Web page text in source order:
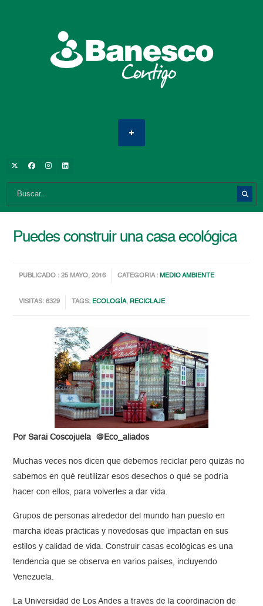
Puedes construir una casa ecológica
PUBLICADO : 25 MAYO, 2016 CATEGORIA :MEDIO AMBIENTE
VISITAS: 6329 TAGS: ECOLOGÍA, RECICLAJE
Por Sarai Coscojuela @Eco_aliados
Muchas veces nos dicen que debemos reciclar pero quizás no
sabemos en qué reutilizar esos desechos o qué se podría
hacer con ellos, para volverles a dar vida.
Grupos de personas alrededor del mundo han puesto en
marcha ideas prácticas y novedosas que impactan en sus
estilos y calidad de vida. Construir casas ecológicas es una
tendencia que se observa en varios países, incluyendo
Venezuela.
La Universidad de Los Andes a través de la coordinación de